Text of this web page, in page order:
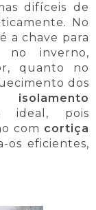
difíceis de
No
a chave para
no inverno,
quanto no
dos
pois
com cortiça
os eficientes,